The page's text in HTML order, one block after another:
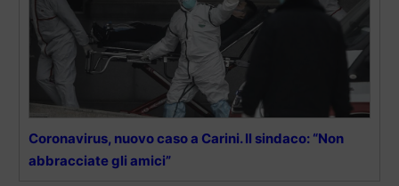
Coronavirus, nuovo caso a Carini. Il sindaco: “Non
abbracciate gli amici”